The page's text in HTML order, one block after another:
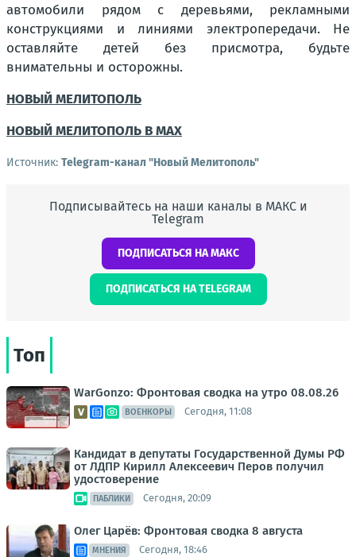
автомобили рядом с деревьями, рекламными
конструкциями и линиями электропередачи. Не
оставляйте детей без присмотра, будьте
внимательны и осторожны.
НОВЫЙ МЕЛИТОПОЛЬ
НОВЫЙ МЕЛИТОПОЛЬ В MAX
Источник: Telegram-канал "Новый Мелитополь"
Подписывайтесь на наши каналы в МАКС и
Telegram
ПОДПИСАТЬСЯ НА МАКС
ПОДПИСАТЬСЯ НА TELEGRAM
Топ
WarGonzo: Фронтовая сводка на утро 08.08.26
ВОЕНКОРЫ Сегодня, 11:08
Кандидат в депутаты Государственной Думы РФ
от ЛДПР Кирилл Алексеевич Перов получил
удостоверение
ПАБЛИКИ Сегодня, 20:09
Олег Царёв: Фронтовая сводка 8 августа
МНЕНИЯ Сегодня, 18:46